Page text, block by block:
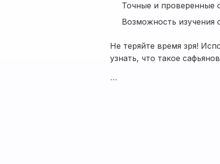
Точные и проверенные
Возможность изучения
Не теряйте время зря!
узнать, что такое
```